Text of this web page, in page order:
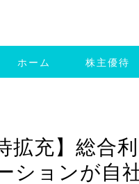
ホーム 株主優待
拡充】総合
ションが自